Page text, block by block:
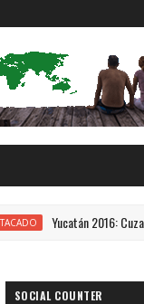
Yucatán 2016: Cuzamá.
SOCIAL COUNTER